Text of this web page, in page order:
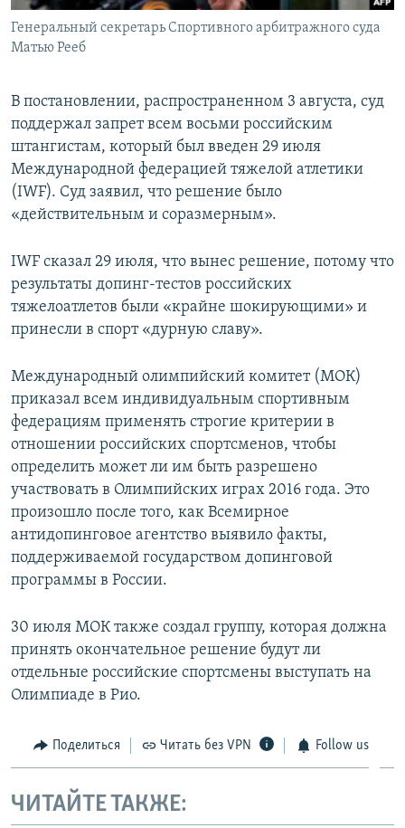
Генеральный секретарь Спортивного арбитражного суда
Матью Рееб
В постановлении, распространенном 3 августа, суд
поддержал запрет всем восьми российским
штангистам, который был введен 29 июля
Международной федерацией тяжелой атлетики
(IWF). Суд заявил, что решение было
«действительным и соразмерным».
IWF сказал 29 июля, что вынес решение, потому что
результаты допинг-тестов российских
тяжелоатлетов были «крайне шокирующими» и
принесли в спорт «дурную славу».
Международный олимпийский комитет (МОК)
приказал всем индивидуальным спортивным
федерациям применять строгие критерии в
отношении российских спортсменов, чтобы
определить может ли им быть разрешено
участвовать в Олимпийских играх 2016 года. Это
произошло после того, как Всемирное
антидопинговое агентство выявило факты,
поддерживаемой государством допинговой
программы в России.
30 июля МОК также создал группу, которая должна
принять окончательное решение будут ли
отдельные российские спортсмены выступать на
Олимпиаде в Рио.
Поделиться Читать без VPN Follow us
ЧИТАЙТЕ ТАКЖЕ: